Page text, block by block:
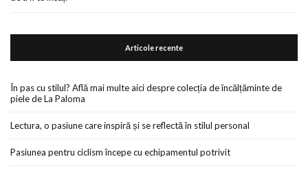
Articole recente
În pas cu stilul? Află mai multe aici despre colecția de încălțăminte de
piele de La Paloma
Lectura, o pasiune care inspiră și se reflectă în stilul personal
Pasiunea pentru ciclism începe cu echipamentul potrivit